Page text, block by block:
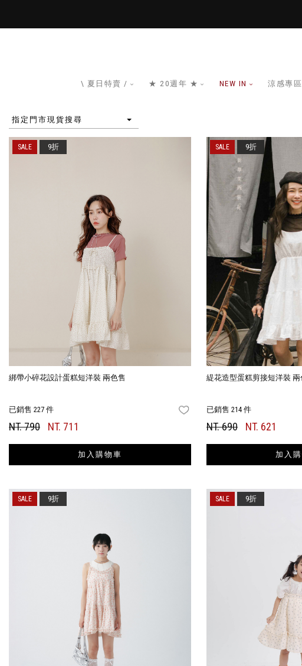
\ 夏日特賣 / ★ 20週年 ★ NEW IN 涼感專區
指定門市現貨搜尋
綁帶小碎花設計蛋糕短洋裝 兩色售
已銷售 227 件 FAVORITES
NT. 790 NT. 711
加入購物車
9折
緹花造型蛋糕剪接短洋裝 兩
已銷售 214 件
NT. 690 NT. 621
加入
9折
9折 9折